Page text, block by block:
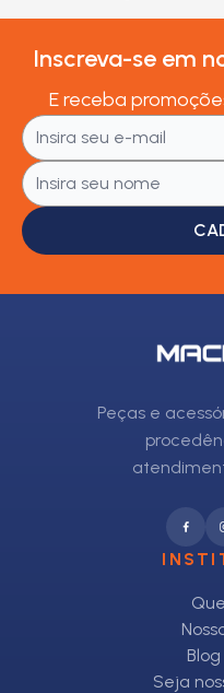
Inscreva-se em
E receba
Peças e
Seja